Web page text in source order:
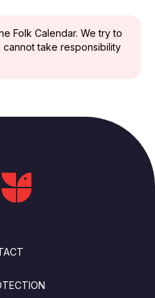
Folk Calendar. We try to
take responsibility